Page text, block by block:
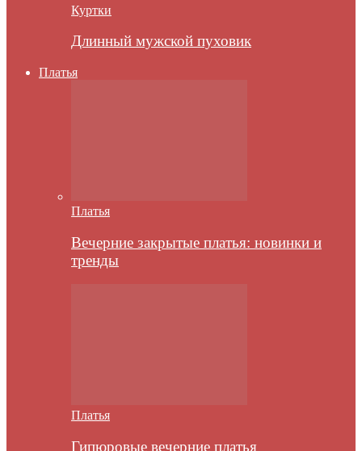
Куртки
Длинный мужской пуховик
Платья
Платья
Вечерние закрытые платья: новинки и
тренды
Платья
Гипюровые вечерние платья